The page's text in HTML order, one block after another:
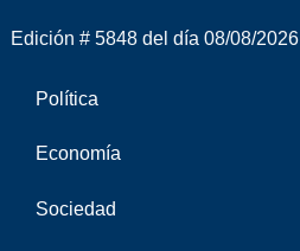
Edición # 5848 del día 08/08/2026
Política
Economía
Sociedad